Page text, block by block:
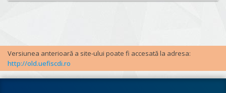
Versiunea anterioară a site-ului poate fi accesată la adresa:
http://old.uefiscdi.ro